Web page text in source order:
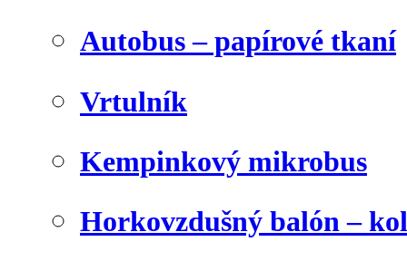
Autobus – papírové tkaní
Vrtulník
Kempinkový mikrobus
Horkovzdušný balón –